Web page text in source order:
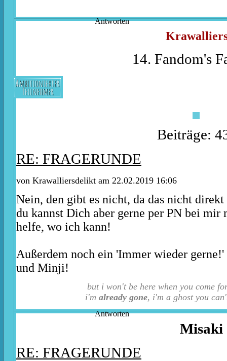
Antworten
14. Fandom's
Ambitionierter
Teilnehmer
Beiträge:
RE: FRAGERUNDE
von Krawalliersdelikt am 22.02.2019 16:06
Nein, den gibt es nicht, da das nicht
du kannst Dich aber gerne per PN bei mir
helfe, wo ich kann!
Außerdem noch ein 'Immer wieder
und Minji!
but i won't be here when you come
i'm already gone, i'm a ghost you
Antworten
Misaki
RE: FRAGERUNDE